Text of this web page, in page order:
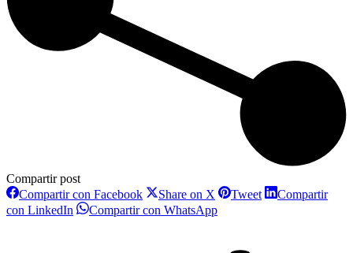
Compartir post
Compartir con FacebookCompartir
con
Facebook
Share on X Compartir
con
X
TweetCompartir
Compartir
con LinkedIn Compartir
Compartir con WhatsAppCompartir